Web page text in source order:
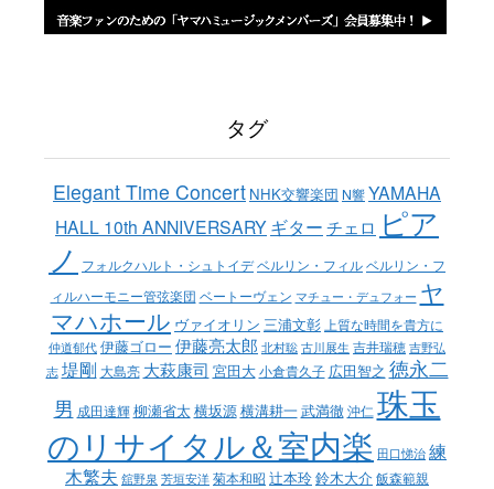
タグ
Elegant Time Concert NHK交響楽団 N響YAMAHA
HALL 10th ANNIVERSARYギターチェロ ピア
ノ
フォルクハルト・シュトイデベルリン・フィルベルリン・フ
ィルハーモニー管弦楽団 ベートーヴェン マチュー・デュフォー ヤ
マハホール ヴァイオリン 三浦文彰 上質な時間を貴方に
仲道郁代 伊藤ゴロー 伊藤亮太郎 北村聡 古川展生 吉井瑞穂 吉野弘
志 堤剛 大島亮 大萩康司 宮田大 小倉貴久子 広田智之 徳永二
男 成田達輝 柳瀬省太横坂源横溝耕一武満徹 沖仁 珠玉
のリサイタル＆室内楽 田口悌治 練
木繁夫 舘野泉 芳垣安洋 菊本和昭 辻本玲鈴木大介飯森範親